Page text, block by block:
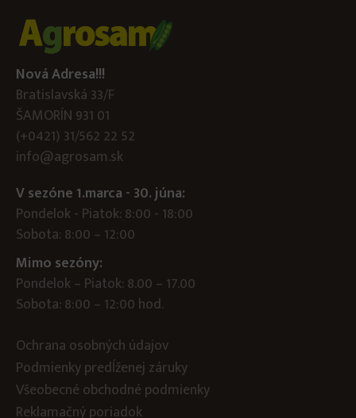
Nová Adresa!!!
Bratislavská 33/F
ŠAMORÍN 931 01
(+0421) 31/562 22 52
info@agrosam.sk
V sezóne 1.marca - 30. júna:
Pondelok - Piatok: 8:00 - 18:00
Sobota: 8:00 – 12:00
Mimo sezóny:
Pondelok – Piatok: 8.00 – 17.00
Sobota: 8:00 – 12:00 hod.
Ochrana osobných údajov
Podmienky predĺženej záruky
Všeobecné obchodné podmienky
Reklamačný poriadok